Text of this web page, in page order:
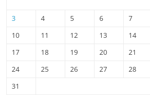
3
4 5 6 7
10
11 12 13 14
17
18 19 20 21
24
25 26 27 28
31